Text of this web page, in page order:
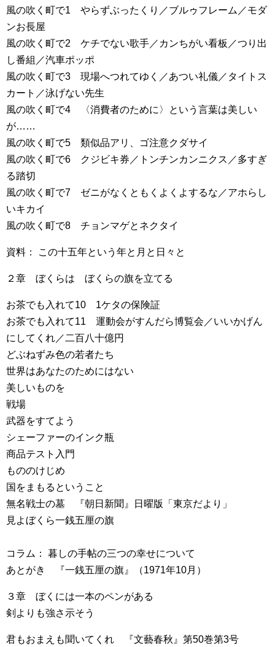
風の吹く町で1 やらずぶったくり／ブルゥフレーム／モダ
ンお長屋
風の吹く町で2 ケチでない歌手／カンちがい看板／つり出
し番組／汽車ポッポ
風の吹く町で3 現場へつれてゆく／あつい礼儀／タイトス
カート／泳げない先生
風の吹く町で4 〈消費者のために〉という言葉は美しい
が……
風の吹く町で5 類似品アリ、ゴ注意クダサイ
風の吹く町で6 クジビキ券／トンチンカンニクス／多すぎ
る踏切
風の吹く町で7 ゼニがなくともくよくよするな／アホらし
いキカイ
風の吹く町で8 チョンマゲとネクタイ
資料： この十五年という年と月と日々と
２章 ぼくらは ぼくらの旗を立てる
お茶でも入れて10 1ケタの保険証
お茶でも入れて11 運動会がすんだら博覧会／いいかげん
にしてくれ／二百八十億円
どぶねずみ色の若者たち
世界はあなたのためにはない
美しいものを
戦場
武器をすてよう
シェーファーのインク瓶
商品テスト入門
もののけじめ
国をまもるということ
無名戦士の墓 『朝日新聞』日曜版「東京だより」
見よぼくら一銭五厘の旗
コラム： 暮しの手帖の三つの幸せについて
あとがき 『一銭五厘の旗』（1971年10月）
３章 ぼくには一本のペンがある
剣よりも強さ示そう
君もおまえも聞いてくれ 『文藝春秋』第50巻第3号